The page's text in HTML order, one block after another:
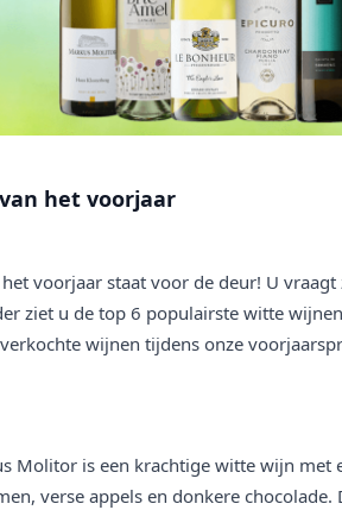
het voorjaar
voorjaar staat voor de deur! U
ziet u de top 6 populairste witte
wijnen tijdens onze
Molitor is een krachtige witte wijn met
verse appels en donkere